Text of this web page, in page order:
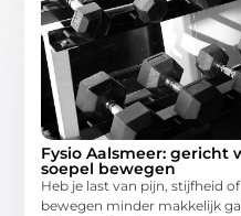
Fysio Aalsmeer: gericht
soepel bewegen
Heb je last van pijn, stijfheid
bewegen minder makkelijk